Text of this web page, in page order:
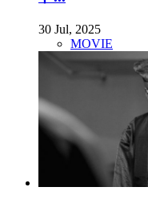
30 Jul, 2025
MOVIE